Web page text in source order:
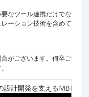
なツール連携だけでな
ーション技術を含めて
がございます。何卒ご
設計開発を支えるMBDソ